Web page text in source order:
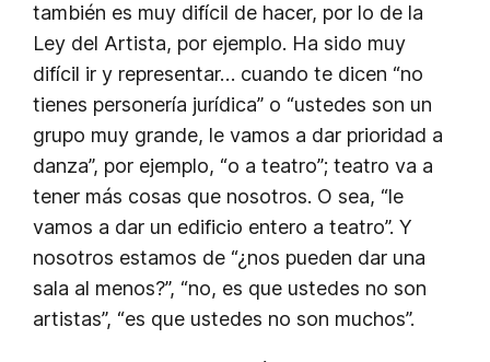
también es muy difícil de hacer, por lo de la
Ley del Artista, por ejemplo. Ha sido muy
difícil ir y representar… cuando te dicen “no
tienes personería jurídica” o “ustedes son un
grupo muy grande, le vamos a dar prioridad a
danza”, por ejemplo, “o a teatro”; teatro va a
tener más cosas que nosotros. O sea, “le
vamos a dar un edificio entero a teatro”. Y
nosotros estamos de “¿nos pueden dar una
sala al menos?”, “no, es que ustedes no son
artistas”, “es que ustedes no son muchos”.